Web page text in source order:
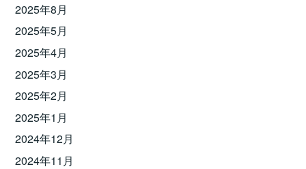
2025年8月
2025年5月
2025年4月
2025年3月
2025年2月
2025年1月
2024年12月
2024年11月